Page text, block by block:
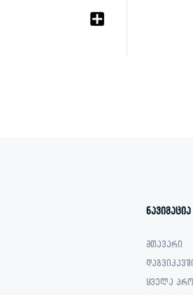
ნავიგაცია
მთავარი
ყველა